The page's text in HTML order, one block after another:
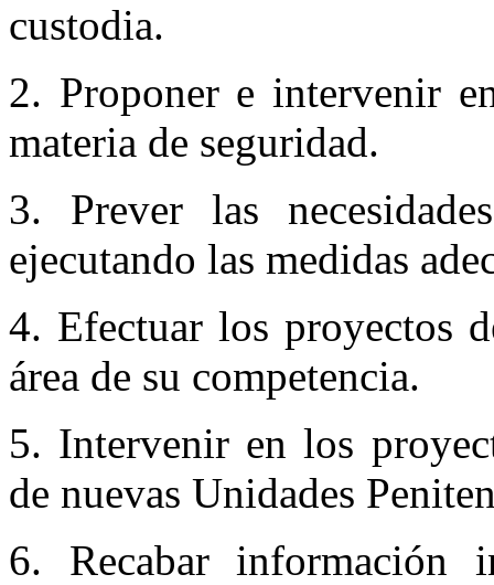
custodia.
2. Proponer e intervenir
materia de seguridad.
3. Prever las
ejecutando las medidas
4. Efectuar los proyectos
área de su competencia.
5. Intervenir en los
de nuevas Unidades
6. Recabar